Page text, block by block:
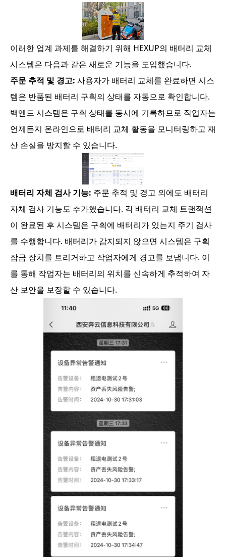
이러한 업계 과제를 해결하기 위해 HEXUP의 배터리 교체
시스템은 다음과 같은 새로운 기능을 도입했습니다.
주문 추적 및 경고: 사용자가 배터리 교체를 완료하면 시스
템은 반품된 배터리 구획의 상태를 자동으로 확인합니다.
백엔드 시스템은 구획 상태를 동시에 기록하므로 작업자는
언제든지 온라인으로 배터리 교체 활동을 모니터링하고 재
산 손실을 방지할 수 있습니다.
배터리 자체 검사 기능: 주문 추적 및 경고 외에도 배터리
자체 검사 기능도 추가했습니다. 각 배터리 교체 트랜잭션
이 완료된 후 시스템은 구획에 배터리가 있는지 주기 검사
를 수행합니다. 배터리가 감지되지 않으면 시스템은 구획
잠금 장치를 트리거하고 작업자에게 경고를 보냅니다. 이
를 통해 작업자는 배터리의 위치를 신속하게 추적하여 자
산 보안을 보장할 수 있습니다.